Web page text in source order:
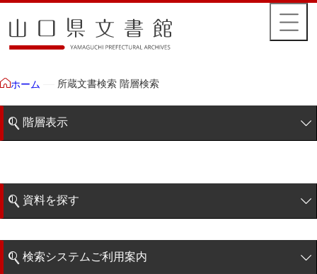
ホーム 所蔵文書検索 階層検索
階層表示
藩政文書
大令録
資料を探す
階層検索
検索システムご利用案内